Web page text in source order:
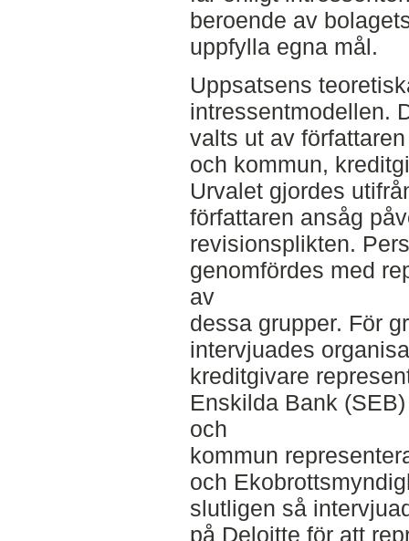
beroende av
uppfylla egna mål.
Uppsatsens
intressentmodellen.
valts ut av
och kommun,
Urvalet gjordes
författaren ansåg
revisionsplikten.
genomfördes med
av
dessa grupper. För
intervjuades
kreditgivare
Enskilda Bank
och
kommun
och
slutligen så
på Deloitte för att